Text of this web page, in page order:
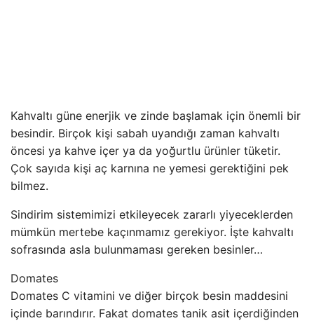
Kahvaltı güne enerjik ve zinde başlamak için önemli bir
besindir. Birçok kişi sabah uyandığı zaman kahvaltı
öncesi ya kahve içer ya da yoğurtlu ürünler tüketir.
Çok sayıda kişi aç karnına ne yemesi gerektiğini pek
bilmez.
Sindirim sistemimizi etkileyecek zararlı yiyeceklerden
mümkün mertebe kaçınmamız gerekiyor. İşte kahvaltı
sofrasında asla bulunmaması gereken besinler…
Domates
Domates C vitamini ve diğer birçok besin maddesini
içinde barındırır. Fakat domates tanik asit içerdiğinden